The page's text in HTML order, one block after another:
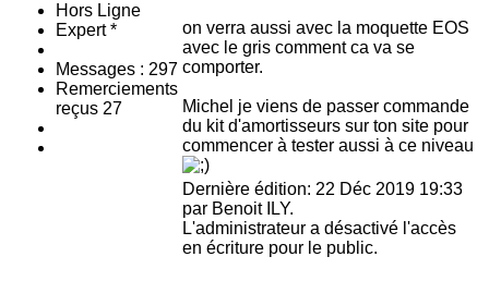
Hors Ligne
Expert *
Messages : 297
Remerciements
reçus 27
on verra aussi avec la moquette EOS
avec le gris comment ca va se
comporter.
Michel je viens de passer commande
du kit d'amortisseurs sur ton site pour
commencer à tester aussi à ce niveau
Dernière édition: 22 Déc 2019 19:33
par Benoit ILY.
L'administrateur a désactivé l'accès
en écriture pour le public.